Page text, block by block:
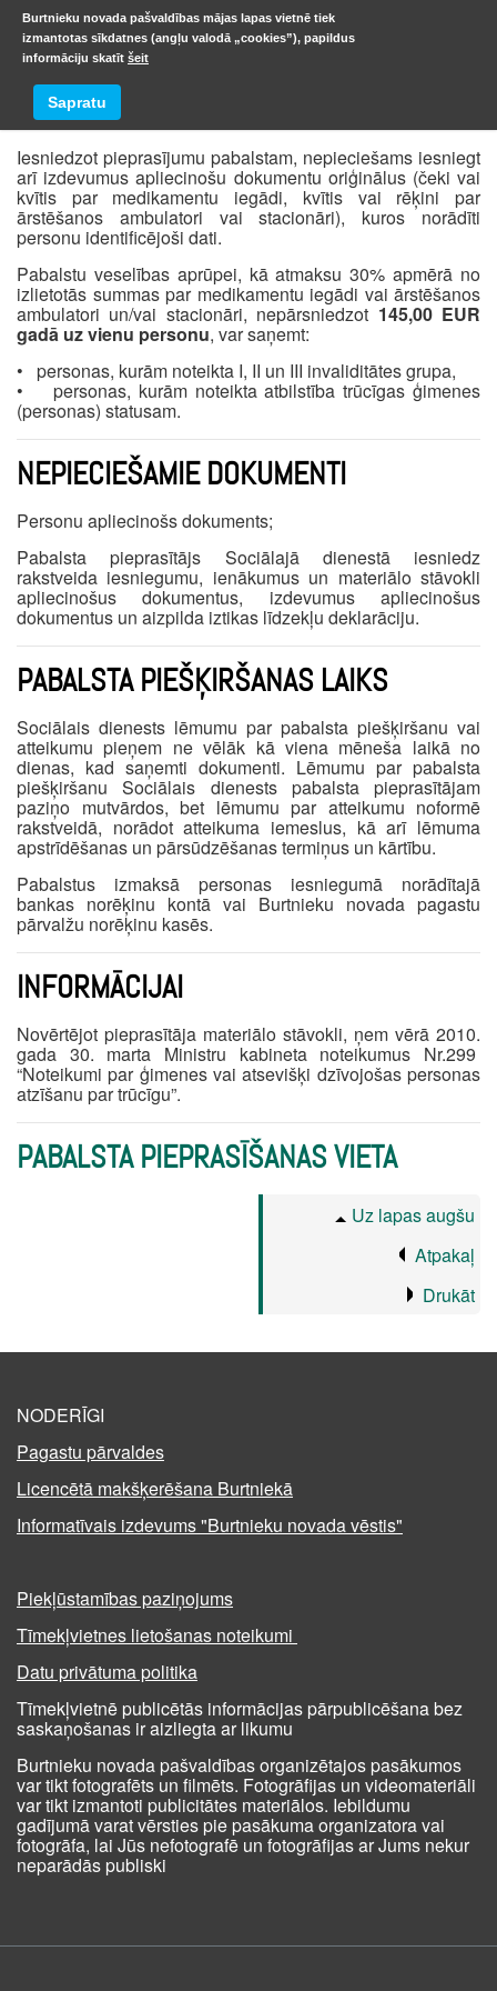
Pabalsts veselības aprūpei
Iesniedzot pieprasījumu pabalstam, nepieciešams iesniegt
arī izdevumus apliecinošu dokumentu oriģinālus (čeki vai
kvītis par medikamentu iegādi, kvītis vai rēķini par
ārstēšanos ambulatori vai stacionāri), kuros norādīti
personu identificējoši dati.
Pabalstu veselības aprūpei, kā atmaksu 30% apmērā no
izlietotās summas par medikamentu iegādi vai ārstēšanos
ambulatori un/vai stacionāri, nepārsniedzot 145,00 EUR
gadā uz vienu personu, var saņemt:
• personas, kurām noteikta I, II un III invaliditātes grupa,
• personas, kurām noteikta atbilstība trūcīgas ģimenes
(personas) statusam.
NEPIECIEŠAMIE DOKUMENTI
Personu apliecinošs dokuments;
Pabalsta pieprasītājs Sociālajā dienestā iesniedz
rakstveida iesniegumu, ienākumus un materiālo stāvokli
apliecinošus dokumentus, izdevumus apliecinošus
dokumentus un aizpilda iztikas līdzekļu deklarāciju.
PABALSTA PIEŠĶIRŠANAS LAIKS
Sociālais dienests lēmumu par pabalsta piešķiršanu vai
atteikumu pieņem ne vēlāk kā viena mēneša laikā no
dienas, kad saņemti dokumenti. Lēmumu par pabalsta
piešķiršanu Sociālais dienests pabalsta pieprasītājam
paziņo mutvārdos, bet lēmumu par atteikumu noformē
rakstveidā, norādot atteikuma iemeslus, kā arī lēmuma
apstrīdēšanas un pārsūdzēšanas termiņus un kārtību.
Pabalstus izmaksā personas iesniegumā norādītajā
bankas norēķinu kontā vai Burtnieku novada pagastu
pārvalžu norēķinu kasēs.
INFORMĀCIJAI
Novērtējot pieprasītāja materiālo stāvokli, ņem vērā 2010.
gada 30. marta Ministru kabineta noteikumus Nr.299
“Noteikumi par ģimenes vai atsevišķi dzīvojošas personas
atzīšanu par trūcīgu”.
PABALSTA PIEPRASĪŠANAS VIETA
Uz lapas augšu
Atpakaļ
Drukāt
NODERĪGI
Pagastu pārvaldes
Licencētā makšķerēšana Burtniekā
Informatīvais izdevums "Burtnieku novada vēstis"
Piekļūstamības paziņojums
Tīmekļvietnes lietošanas noteikumi
Datu privātuma politika
Tīmekļvietnē publicētās informācijas pārpublicēšana bez
saskaņošanas ir aizliegta ar likumu
Burtnieku novada pašvaldības organizētajos pasākumos
var tikt fotografēts un filmēts. Fotogrāfijas un videomateriāli
var tikt izmantoti publicitātes materiālos. Iebildumu
gadījumā varat vērsties pie pasākuma organizatora vai
fotogrāfa, lai Jūs nefotografē un fotogrāfijas ar Jums nekur
neparādās publiski
Burtnieku novada pašvaldības mājas lapas vietnē tiek
izmantotas sīkdatnes (angļu valodā „cookies”), papildus
informāciju skatīt šeit
Sapratu